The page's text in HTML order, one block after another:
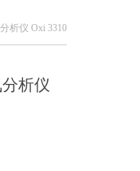
析仪 Oxi 3310
析仪